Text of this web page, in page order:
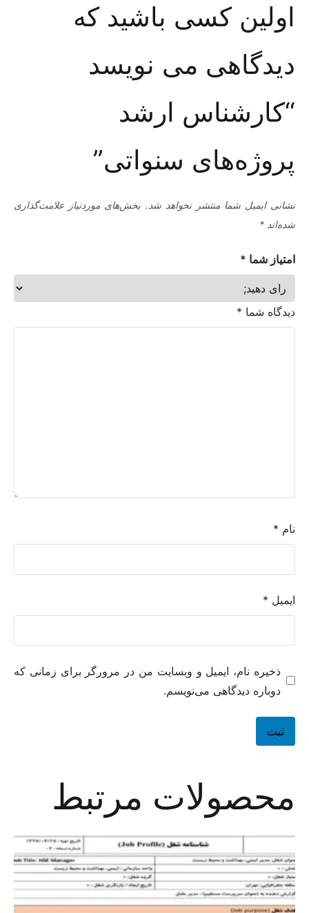
اولین کسی باشید که
دیدگاهی می نویسد
“کارشناس ارشد
پروژه‌های سنواتی”
نشانی ایمیل شما منتشر نخواهد شد. بخش‌های موردنیاز علامت‌گذاری
شده‌اند *
امتیاز شما *
دیدگاه شما *
نام *
ایمیل *
ذخیره نام، ایمیل و وبسایت من در مرورگر برای زمانی که
دوباره دیدگاهی می‌نویسم.
محصولات مرتبط